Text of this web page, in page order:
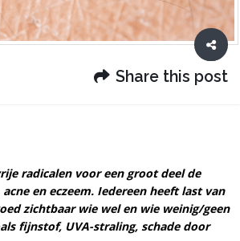
Share this post
radicalen voor een groot deel de
en eczeem. Iedereen heeft last van
zichtbaar wie wel en wie weinig/geen
fijnstof, UVA-straling, schade door